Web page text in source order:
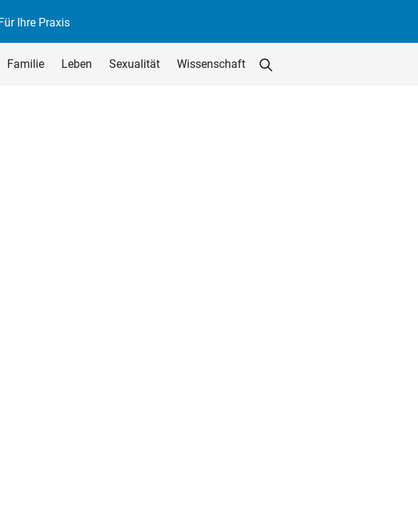
Ihre Praxis
Familie Leben Sexualität Wissenschaft